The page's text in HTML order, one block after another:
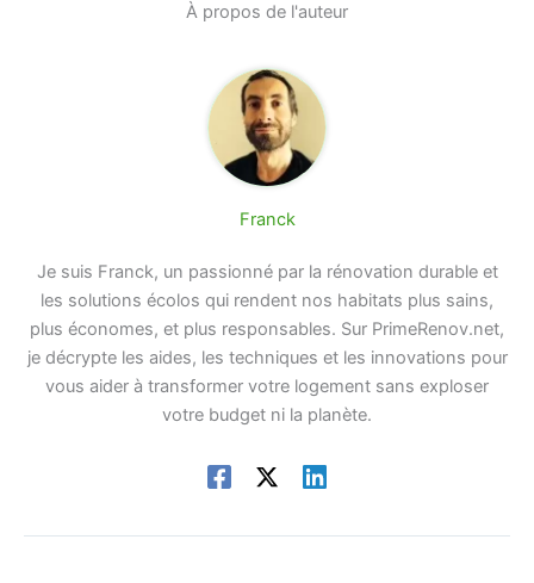
À propos de l'auteur
Franck
Je suis Franck, un passionné par la rénovation durable et
les solutions écolos qui rendent nos habitats plus sains,
plus économes, et plus responsables. Sur PrimeRenov.net,
je décrypte les aides, les techniques et les innovations pour
vous aider à transformer votre logement sans exploser
votre budget ni la planète.